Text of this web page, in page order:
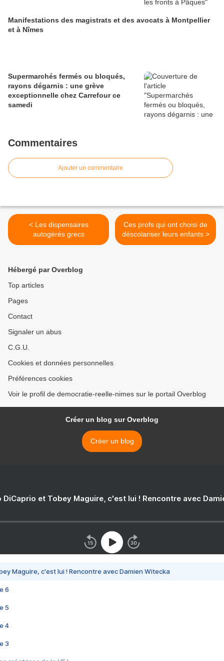
Manifestations des magistrats et des avocats à Montpellier
et à Nîmes
Supermarchés fermés ou bloqués,
rayons dégarnis : une grève
exceptionnelle chez Carrefour ce
samedi
Commentaires
Ajouter un commentaire
< Les dispensaires
autogérés grecs
Ces profs qui ont choisi de
déscolariser leurs enfants >
Hébergé par Overblog
Top articles
Pages
Contact
Signaler un abus
C.G.U.
Cookies et données personnelles
Préférences cookies
Voir le profil de democratie-reelle-nimes sur le portail Overblog
Créer un blog sur Overblog
Créer un blog
DiCaprio et Tobey Maguire, c'est lui ! Rencontre avec
Maguire, c'est lui ! Rencontre avec Damien Witecka
6
5
4
3